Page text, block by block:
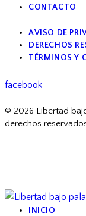
CONTACTO
AVISO DE
DERECHOS
TÉRMINOS Y
facebook
© 2026 Libertad
derechos
INICIO